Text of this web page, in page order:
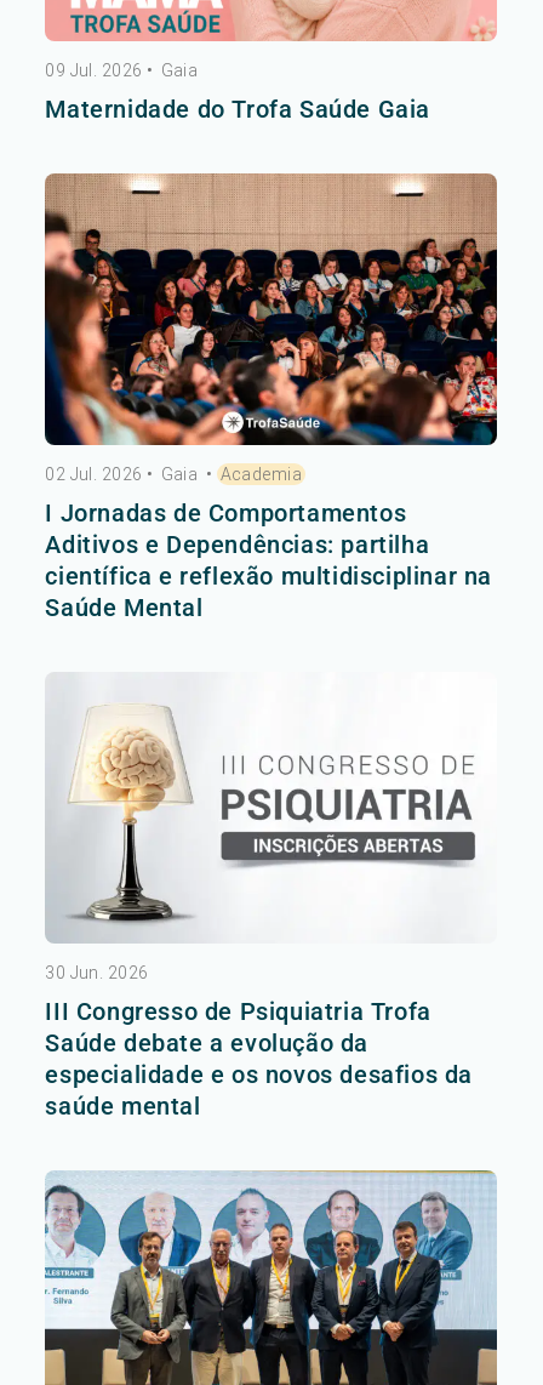
09 Jul. 2026 • Gaia
Maternidade do Trofa Saúde Gaia
02 Jul. 2026 • Gaia • Academia
I Jornadas de Comportamentos
Aditivos e Dependências: partilha
científica e reflexão multidisciplinar na
Saúde Mental
30 Jun. 2026
III Congresso de Psiquiatria Trofa
Saúde debate a evolução da
especialidade e os novos desafios da
saúde mental